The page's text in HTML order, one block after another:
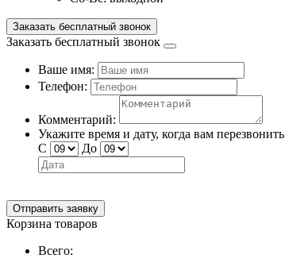
Заказать бесплатный звонок
Заказать бесплатный звонок
Ваше имя:
Телефон:
Комментарий:
Укажите время и дату, когда вам перезвонить
С
До
Отправить заявку
Корзина товаров
Всего: